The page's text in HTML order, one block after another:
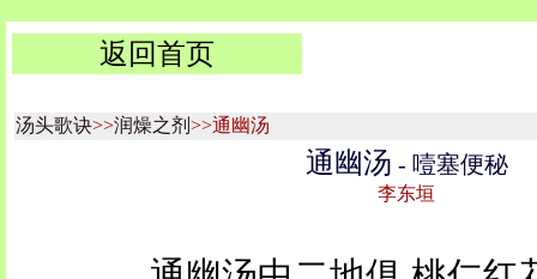
返回首页
汤头歌诀>>润燥之剂 >>通幽汤
通幽汤 - 噎塞便秘
李东垣